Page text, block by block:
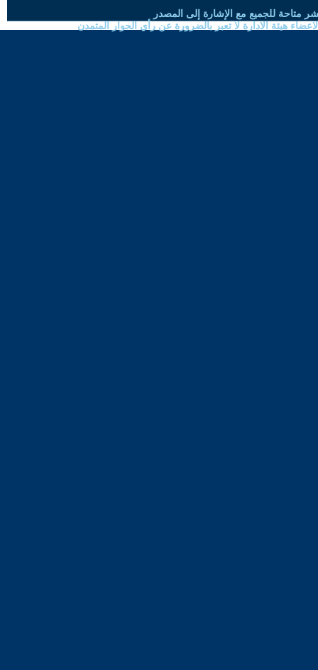
متاحة للجميع مع الإشارة إلى المصدر
هيئة الادارة لا تعبر بالضرورة عن رأي الحوار المتمدن